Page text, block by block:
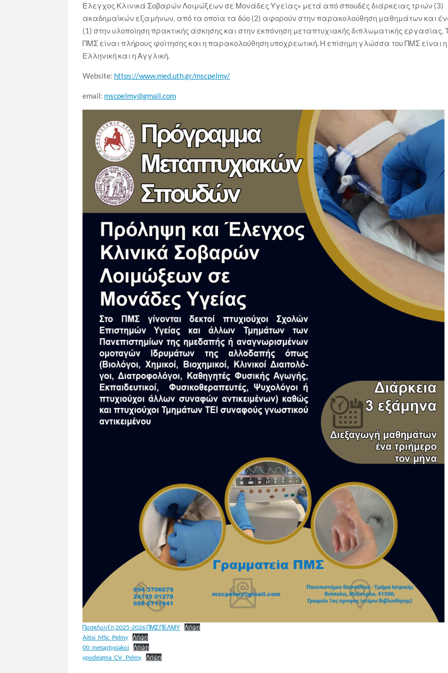
Έλεγχος Κλινικά Σοβαρών Λοιμώξεων σε Μονάδες Υγείας» μετά από σπουδές διάρκειας τριών (3)
ακαδημαϊκών εξαμήνων, από τα οποία τα δύο (2) αφορούν στην παρακολούθηση μαθημάτων και
(1) στην υλοποίηση πρακτικής άσκησης και στην εκπόνηση μεταπτυχιακής διπλωματικής εργασίας.
ΠΜΣ είναι πλήρους φοίτησης και η παρακολούθηση υποχρεωτική. Η επίσημη γλώσσα του ΠΜΣ είναι η
Ελληνική και η Αγγλική.
Website: https://www.med.uth.gr/mscpelmy/
email: mscpelmy@gmail.com
Προκήρυξη 2025-2026 ΠΜΣ ΠΕΛΜΥ
Λήψη
Aitisi_MSc_Pelmy
Λήψη
00_metaptyxiakoi
Λήψη
ypodeigma_CV _Pelmy
Λήψη